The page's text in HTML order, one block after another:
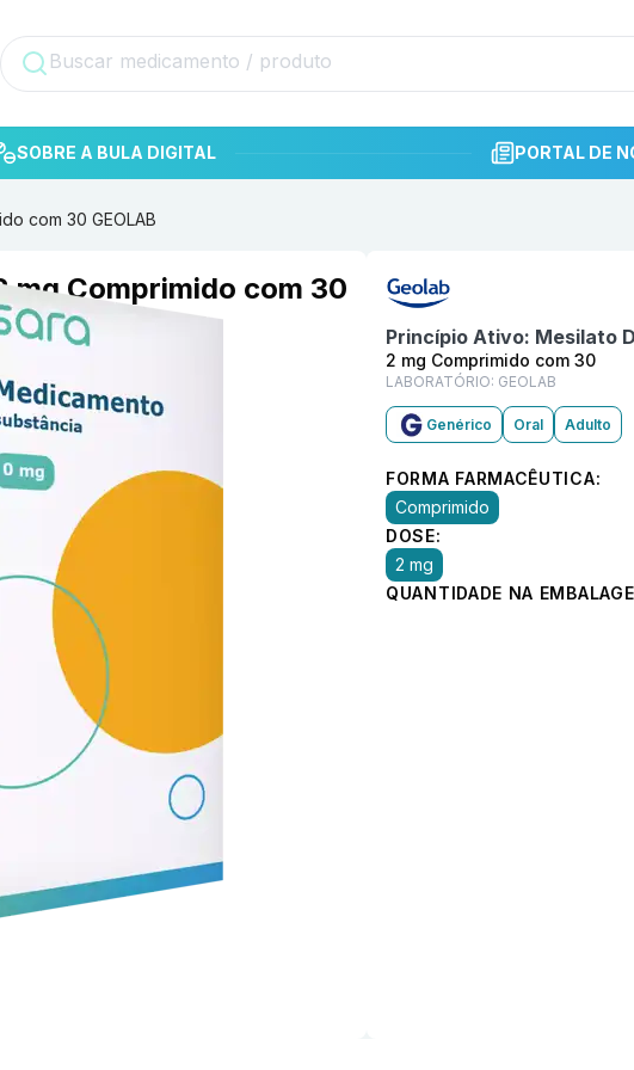
SOBRE A BULA DIGITAL PORTAL DE
com 30 GEOLAB
mg Comprimido com 30
Princípio Ativo: Mesilato
2 mg Comprimido com 30
LABORATÓRIO: GEOLAB
Genérico Oral Adulto
FORMA FARMACÊUTICA:
Comprimido
DOSE:
2 mg
QUANTIDADE NA